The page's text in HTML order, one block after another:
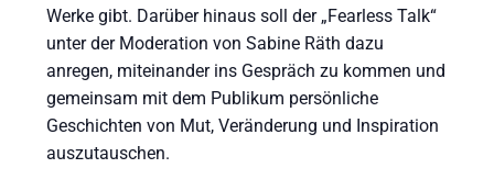
Werke gibt. Darüber hinaus soll der „Fearless Talk“
unter der Moderation von Sabine Räth dazu
anregen, miteinander ins Gespräch zu kommen und
gemeinsam mit dem Publikum persönliche
Geschichten von Mut, Veränderung und Inspiration
auszutauschen.